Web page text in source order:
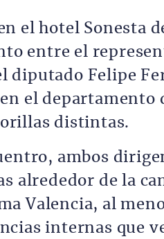
el hotel Sonesta
entre el
diputado Felipe
el departamento
distintas.
ambos
alrededor de la
Valencia, al
internas que